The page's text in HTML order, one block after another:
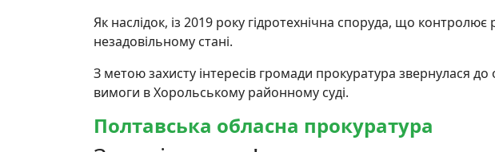
Як наслідок, із 2019 року гідротехнічна споруда, що
незадовільному стані.
З метою захисту інтересів громади прокуратура звернулася
вимоги в Хорольському районному суді.
Полтавська обласна прокуратура